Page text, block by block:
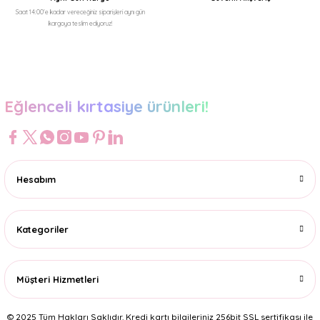
Saat 14:00'e kadar vereceğiniz siparişleri aynı gün
kargoya teslim ediyoruz!
Eğlenceli kırtasiye ürünleri!
Hesabım
Kategoriler
Müşteri Hizmetleri
© 2025 Tüm Hakları Saklıdır. Kredi kartı bilgileriniz 256bit SSL sertifikası ile